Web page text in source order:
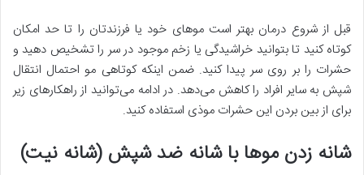
قبل از شروع درمان بهتر است موهای خود یا فرزندتان را تا حد امکان
کوتاه کنید تا بتوانید خراشیدگی یا زخم موجود در سر را تشخیص دهید و
حشرات را بر روی سر پیدا کنید. ضمن اینکه کوتاهی مو احتمال انتقال
شپش به سایر افراد را کاهش می‌دهد. در ادامه می‌توانید از راهکارهای زیر
برای از بین بردن این حشرات موذی استفاده کنید.
شانه زدن موها با شانه ضد شپش (شانه نیت)